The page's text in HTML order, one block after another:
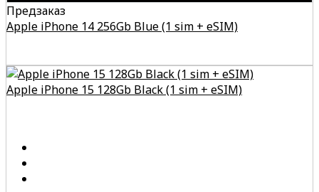
Предзаказ
Apple iPhone 14 256Gb Blue (1 sim + eSIM)
Apple iPhone 15 128Gb Black (1 sim + eSIM)